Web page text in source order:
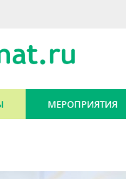
МЕРОПРИЯТИЯ